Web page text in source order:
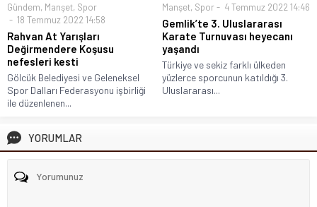
Gündem, Manşet, Spor
18 Temmuz 2022 14:58
Rahvan At Yarışları
Değirmendere Koşusu
nefesleri kesti
Gölcük Belediyesi ve Geleneksel
Spor Dalları Federasyonu işbirliği
ile düzenlenen...
Manşet, Spor 4 Temmuz 2022 14:46
Gemlik’te 3. Uluslararası
Karate Turnuvası heyecanı
yaşandı
Türkiye ve sekiz farklı ülkeden
yüzlerce sporcunun katıldığı 3.
Uluslararası...
YORUMLAR